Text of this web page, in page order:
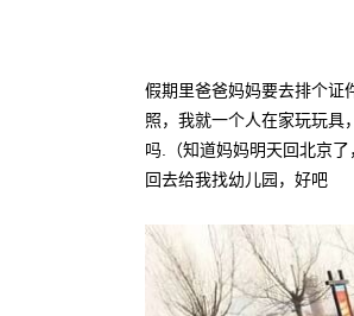
假期里爸爸妈妈要去排个证
照，我就一个人在家玩玩具
吗.（知道妈妈明天回北京
回去给我找幼儿园，好吧